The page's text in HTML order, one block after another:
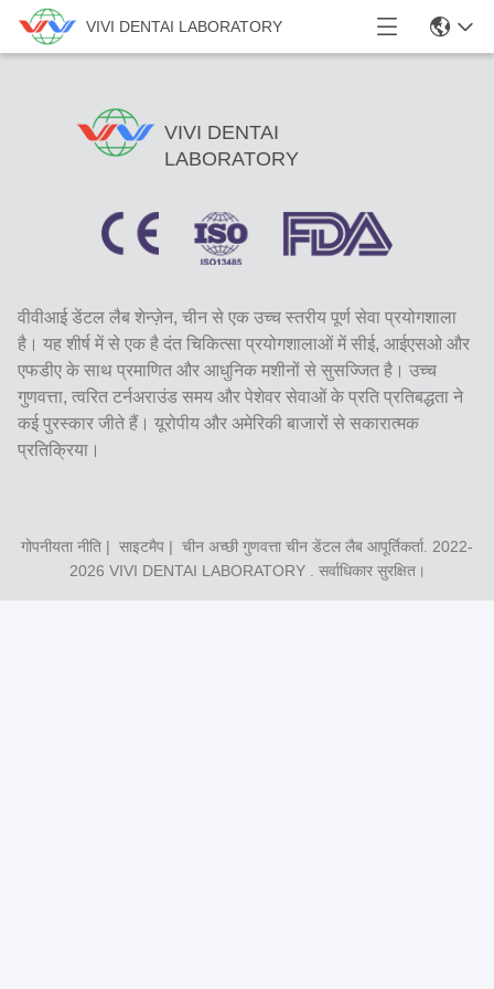
VIVI DENTAI LABORATORY
VIVI DENTAI
LABORATORY
वीवीआई डेंटल लैब शेन्ज़ेन, चीन से एक उच्च स्तरीय पूर्ण सेवा प्रयोगशाला
है। यह शीर्ष में से एक है दंत चिकित्सा प्रयोगशालाओं में सीई, आईएसओ और
एफडीए के साथ प्रमाणित और आधुनिक मशीनों से सुसज्जित है। उच्च
गुणवत्ता, त्वरित टर्नअराउंड समय और पेशेवर सेवाओं के प्रति प्रतिबद्धता ने
कई पुरस्कार जीते हैं। यूरोपीय और अमेरिकी बाजारों से सकारात्मक
प्रतिक्रिया।
गोपनीयता नीति | साइटमैप | चीन अच्छी गुणवत्ता चीन डेंटल लैब आपूर्तिकर्ता. 2022-
2026 VIVI DENTAI LABORATORY. सर्वाधिकार सुरक्षित।